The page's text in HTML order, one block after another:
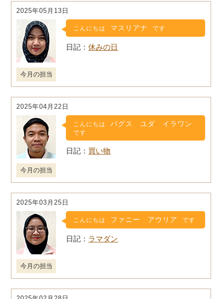
2025年05月13日
今月の担当
こんにちは マスリアナ です
休みの日
2025年04月22日
今月の担当
こんにちは バグス ユダ イラワン
です
買い物
2025年03月25日
今月の担当
こんにちは ファニー アウリア です
ラマダン